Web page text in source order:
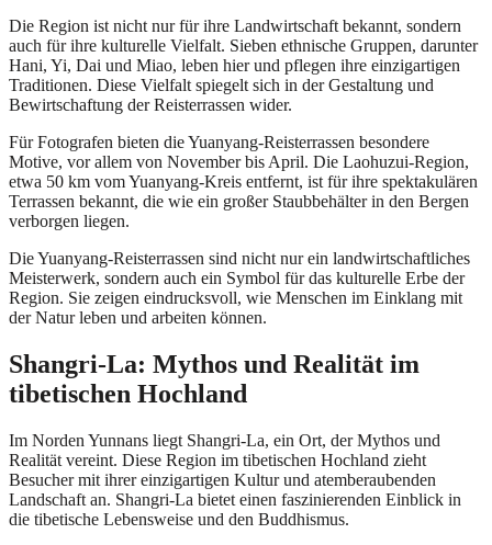
Die Region ist nicht nur für ihre Landwirtschaft bekannt, sondern
auch für ihre kulturelle Vielfalt. Sieben ethnische Gruppen, darunter
Hani, Yi, Dai und Miao, leben hier und pflegen ihre einzigartigen
Traditionen. Diese Vielfalt spiegelt sich in der Gestaltung und
Bewirtschaftung der Reisterrassen wider.
Für Fotografen bieten die Yuanyang-Reisterrassen besondere
Motive, vor allem von November bis April. Die Laohuzui-Region,
etwa 50 km vom Yuanyang-Kreis entfernt, ist für ihre spektakulären
Terrassen bekannt, die wie ein großer Staubbehälter in den Bergen
verborgen liegen.
Die Yuanyang-Reisterrassen sind nicht nur ein landwirtschaftliches
Meisterwerk, sondern auch ein Symbol für das kulturelle Erbe der
Region. Sie zeigen eindrucksvoll, wie Menschen im Einklang mit
der Natur leben und arbeiten können.
Shangri-La: Mythos und Realität im
tibetischen Hochland
Im Norden Yunnans liegt Shangri-La, ein Ort, der Mythos und
Realität vereint. Diese Region im tibetischen Hochland zieht
Besucher mit ihrer einzigartigen Kultur und atemberaubenden
Landschaft an. Shangri-La bietet einen faszinierenden Einblick in
die tibetische Lebensweise und den Buddhismus.